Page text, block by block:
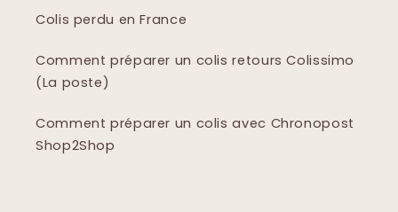
Colis perdu en France
Comment préparer un colis retours Colissimo
(La poste)
Comment préparer un colis avec Chronopost
Shop2Shop